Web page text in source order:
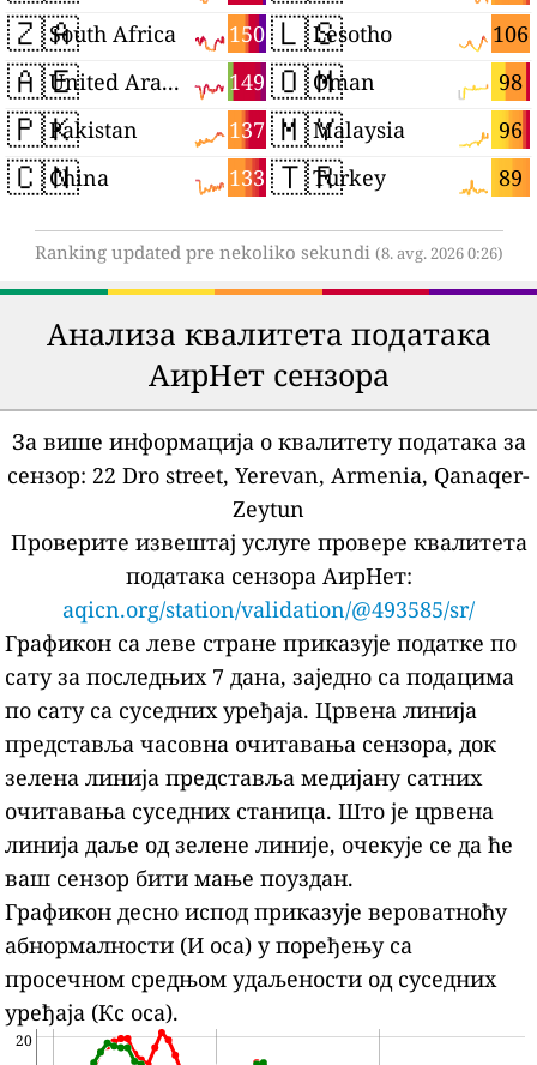
🇿🇦 150
South Africa
🇦🇪 149
United Arab Emirates
🇵🇰 137
Pakistan
🇨🇳 133
China
🇱🇸 106
Lesotho
🇴🇲 98
Oman
🇲🇾 96
Malaysia
🇹🇷 89
Turkey
Ranking updated pre nekoliko sekundi (8. avg. 2026 0:26)
Анализа квалитета података
АирНет сензора
За више информација о квалитету података за
сензор: 22 Dro street, Yerevan, Armenia, Qanaqer-
Zeytun
Проверите извештај услуге провере квалитета
података сензора АирНет:
aqicn.org/station/validation/@493585/sr/
Графикон са леве стране приказује податке по
сату за последњих 7 дана, заједно са подацима
по сату са суседних уређаја. Црвена линија
представља часовна очитавања сензора, док
зелена линија представља медијану сатних
очитавања суседних станица. Што је црвена
линија даље од зелене линије, очекује се да ће
ваш сензор бити мање поуздан.
Графикон десно испод приказује вероватноћу
абнормалности (И оса) у поређењу са
просечном средњом удаљености од суседних
уређаја (Кс оса).
20